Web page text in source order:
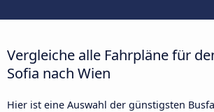
Vergleiche alle Fahrpläne für
Sofia nach Wien
Hier ist eine Auswahl der günstigsten